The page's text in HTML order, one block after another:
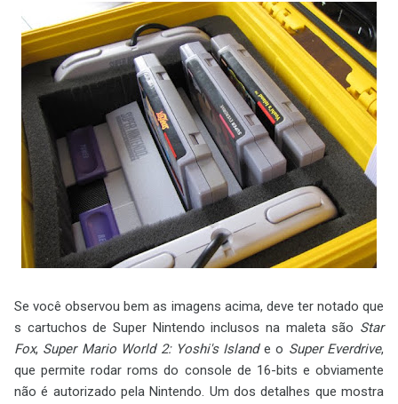
Se você observou bem as imagens acima, deve ter notado que
s cartuchos de Super Nintendo inclusos na maleta são Star
Fox, Super Mario World 2: Yoshi's Islande o Super Everdrive,
que permite rodar roms do console de 16-bits e obviamente
não é autorizado pela Nintendo. Um dos detalhes que mostra